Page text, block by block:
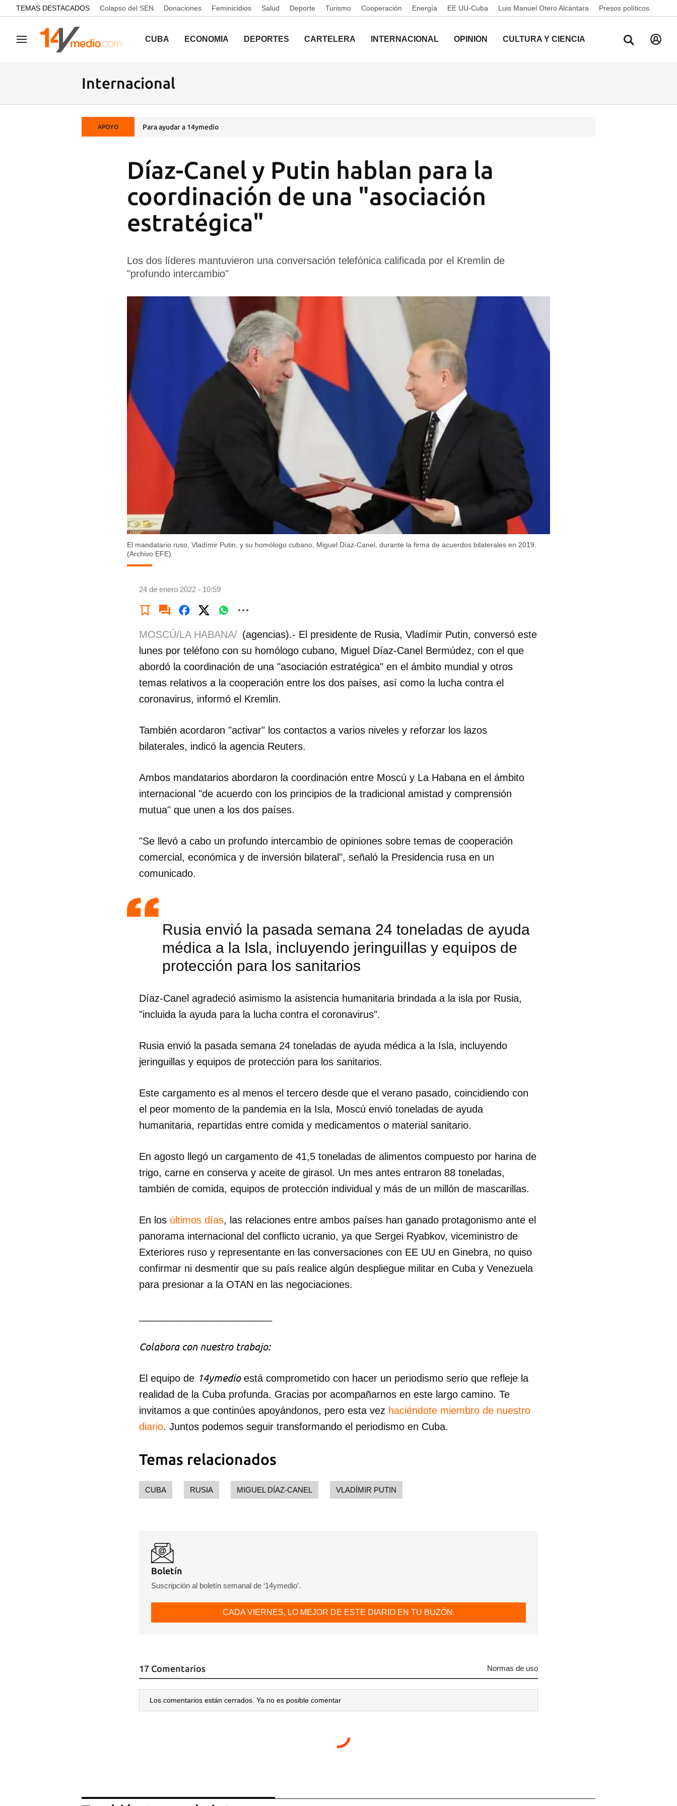
common.go-to-content
TEMAS DESTACADOS Colapso del SEN Donaciones Feminicidios Salud Deporte Turismo Cooperación Energía EE UU-Cuba Luis Manuel Otero Alcántara Presos políticos
Navegación CUBA ECONOMÍA DEPORTES CARTELERA INTERNACIONAL OPINIÓN CULTURA Y CIENCIA
Internacional
APOYO Para ayudar a 14ymedio
Díaz-Canel y Putin hablan para la
coordinación de una "asociación
estratégica"
Los dos líderes mantuvieron una conversación telefónica calificada por el Kremlin de
"profundo intercambio"
El mandatario ruso, Vladímir Putin, y su homólogo cubano, Miguel Díaz-Canel, durante la firma de acuerdos bilaterales en 2019.
(Archivo EFE)
24 de enero 2022 - 10:59
Guardar como favorito
Para poder guardar como favorito, primero has de iniciar sesión con tu
cuenta de 14ymedio.
INICIAR SESIÓN CANCELAR
MOSCÚ/LA HABANA/ (agencias).- El presidente de Rusia, Vladímir Putin, conversó este
lunes por teléfono con su homólogo cubano, Miguel Díaz-Canel Bermúdez, con el que
abordó la coordinación de una "asociación estratégica" en el ámbito mundial y otros
temas relativos a la cooperación entre los dos países, así como la lucha contra el
coronavirus, informó el Kremlin.
También acordaron "activar" los contactos a varios niveles y reforzar los lazos
bilaterales, indicó la agencia Reuters.
Ambos mandatarios abordaron la coordinación entre Moscú y La Habana en el ámbito
internacional "de acuerdo con los principios de la tradicional amistad y comprensión
mutua" que unen a los dos países.
"Se llevó a cabo un profundo intercambio de opiniones sobre temas de cooperación
comercial, económica y de inversión bilateral", señaló la Presidencia rusa en un
comunicado.
Rusia envió la pasada semana 24 toneladas de ayuda
médica a la Isla, incluyendo jeringuillas y equipos de
protección para los sanitarios
Díaz-Canel agradeció asimismo la asistencia humanitaria brindada a la isla por Rusia,
"incluida la ayuda para la lucha contra el coronavirus".
Rusia envió la pasada semana 24 toneladas de ayuda médica a la Isla, incluyendo
jeringuillas y equipos de protección para los sanitarios.
Este cargamento es al menos el tercero desde que el verano pasado, coincidiendo con
el peor momento de la pandemia en la Isla, Moscú envió toneladas de ayuda
humanitaria, repartidas entre comida y medicamentos o material sanitario.
En agosto llegó un cargamento de 41,5 toneladas de alimentos compuesto por harina de
trigo, carne en conserva y aceite de girasol. Un mes antes entraron 88 toneladas,
también de comida, equipos de protección individual y más de un millón de mascarillas.
En los últimos días, las relaciones entre ambos países han ganado protagonismo ante el
panorama internacional del conflicto ucranio, ya que Sergei Ryabkov, viceministro de
Exteriores ruso y representante en las conversaciones con EE UU en Ginebra, no quiso
confirmar ni desmentir que su país realice algún despliegue militar en Cuba y Venezuela
para presionar a la OTAN en las negociaciones.
Colabora con nuestro trabajo:
El equipo de 14ymedioestá comprometido con hacer un periodismo serio que refleje la
realidad de la Cuba profunda. Gracias por acompañarnos en este largo camino. Te
invitamos a que continúes apoyándonos, pero esta vez haciéndote miembro de nuestro
diario. Juntos podemos seguir transformando el periodismo en Cuba.
Temas relacionados
CUBA RUSIA MIGUEL DÍAZ-CANEL VLADÍMIR PUTIN
Boletín
Suscripción al boletín semanal de ‘14ymedio’.
CADA VIERNES, LO MEJOR DE ESTE DIARIO EN TU BUZÓN.
17 Comentarios Normas de uso
Los comentarios están cerrados. Ya no es posible comentar